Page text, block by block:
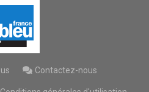
Contactez-nous